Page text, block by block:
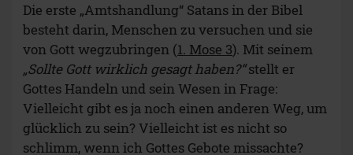
Die erste „Amtshandlung“ Satans in der Bibel
besteht darin, Menschen zu versuchen und sie
von Gott wegzubringen (1. Mose 3). Mit seinem
„Sollte Gott wirklich gesagt haben?“stellt er
Gottes Handeln und sein Wesen in Frage:
Vielleicht gibt es ja noch einen anderen Weg, um
glücklich zu sein? Vielleicht ist es nicht so
schlimm, wenn ich Gottes Gebote missachte?